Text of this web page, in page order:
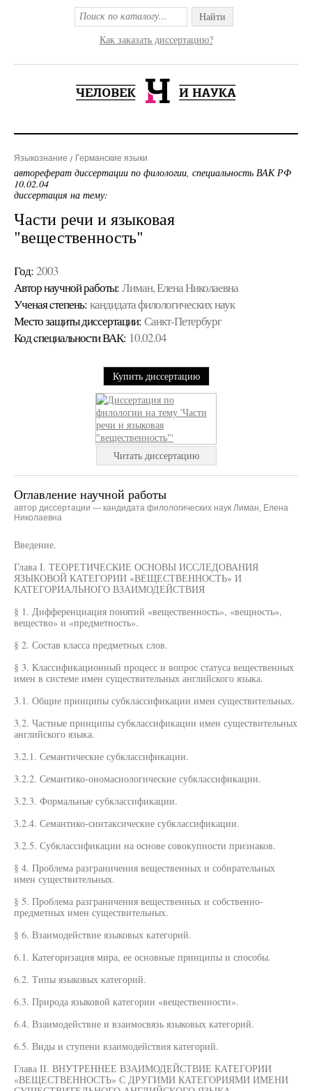
Найти
Как заказать диссертацию?
Языкознание Германские языки
автореферат диссертации по филологии, специальность ВАК РФ
10.02.04
диссертация на тему:
Части речи и языковая
"вещественность"
Год: 2003
Автор научной работы: Лиман, Елена Николаевна
Ученая cтепень: кандидата филологических наук
Место защиты диссертации: Санкт-Петербург
Код cпециальности ВАК: 10.02.04
Купить диссертацию
Читать диссертацию
Оглавление научной работы
автор диссертации — кандидата филологических наук Лиман, Елена
Николаевна
Введение.
Глава I. ТЕОРЕТИЧЕСКИЕ ОСНОВЫ ИССЛЕДОВАНИЯ
ЯЗЫКОВОЙ КАТЕГОРИИ «ВЕЩЕСТВЕННОСТЬ» И
КАТЕГОРИАЛЬНОГО ВЗАИМОДЕЙСТВИЯ
§ 1. Дифференциация понятий «вещественность», «вещность»,
вещество» и «предметность».
§ 2. Состав класса предметных слов.
§ 3. Классификационный процесс и вопрос статуса вещественных
имен в системе имен существительных английского языка.
3.1. Общие принципы субклассификации имен существительных.
3.2. Частные принципы субклассификации имен существительных
английского языка.
3.2.1. Семантические субклассификации.
3.2.2. Семантико-ономасиологические субклассификации.
3.2.3. Формальные субклассификации.
3.2.4. Семантико-синтаксические субклассификации.
3.2.5. Субклассификации на основе совокупности признаков.
§ 4. Проблема разграничения вещественных и собирательных
имен существительных.
§ 5. Проблема разграничения вещественных и собственно-
предметных имен существительных.
§ 6. Взаимодействие языковых категорий.
6.1. Категоризация мира, ее основные принципы и способы.
6.2. Типы языковых категорий.
6.3. Природа языковой категории «вещественности».
6.4. Взаимодействие и взаимосвязь языковых категорий.
6.5. Виды и ступени взаимодействия категорий.
Глава II. ВНУТРЕННЕЕ ВЗАИМОДЕЙСТВИЕ КАТЕГОРИИ
«ВЕЩЕСТВЕННОСТЬ» С ДРУГИМИ КАТЕГОРИЯМИ ИМЕНИ